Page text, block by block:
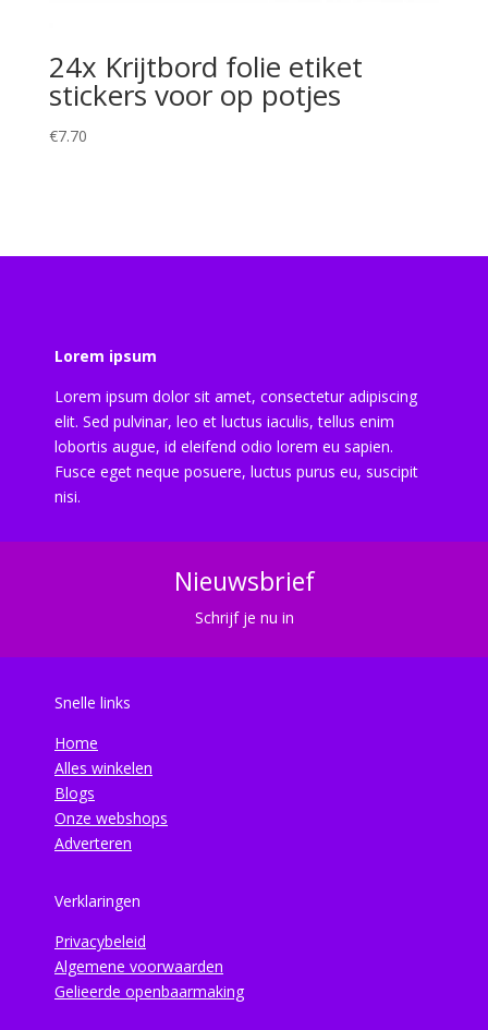
24x Krijtbord folie etiket
stickers voor op potjes
€7.70
Lorem ipsum
Lorem ipsum dolor sit amet, consectetur adipiscing
elit. Sed pulvinar, leo et luctus iaculis, tellus enim
lobortis augue, id eleifend odio lorem eu sapien.
Fusce eget neque posuere, luctus purus eu, suscipit
nisi.
Nieuwsbrief
Schrijf je nu in
Snelle links
Home
Alles winkelen
Blogs
Onze webshops
Adverteren
Verklaringen
Privacybeleid
Algemene voorwaarden
Gelieerde openbaarmaking